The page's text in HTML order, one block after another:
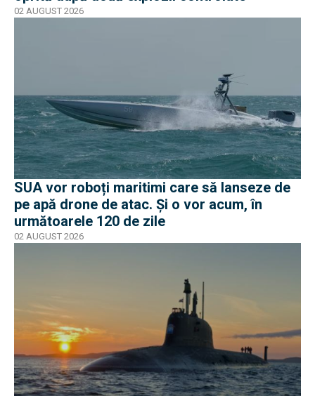
02 AUGUST 2026
SUA vor roboți maritimi care să lanseze de
pe apă drone de atac. Și o vor acum, în
următoarele 120 de zile
02 AUGUST 2026